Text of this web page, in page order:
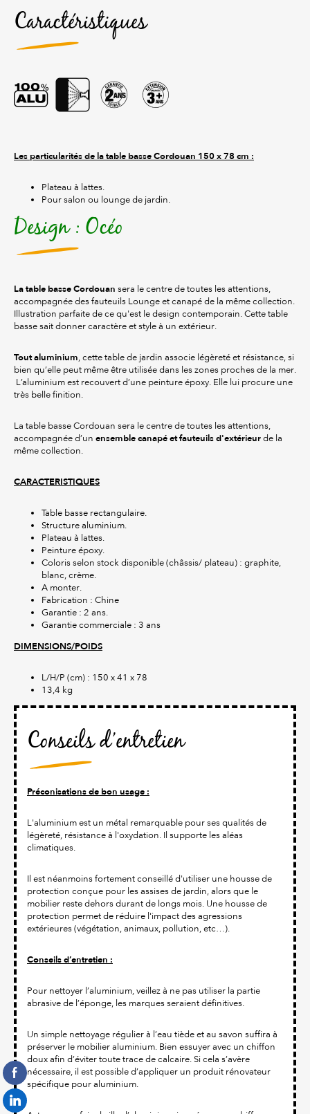
Caractéristiques
Les particularités de la table basse Cordouan 150 x 78 cm :
Plateau à lattes.
Pour salon ou lounge de jardin.
Design : Océo
La table basse Cordouan sera le centre de toutes les attentions,
accompagnée des fauteuils Lounge et canapé de la même collection.
Illustration parfaite de ce qu'est le design contemporain. Cette table
basse sait donner caractère et style à un extérieur.
Tout aluminium, cette table de jardin associe légèreté et résistance, si
bien qu’elle peut même être utilisée dans les zones proches de la mer.
L’aluminium est recouvert d’une peinture époxy. Elle lui procure une
très belle finition.
La table basse Cordouan sera le centre de toutes les attentions,
accompagnée d’un ensemble canapé et fauteuils d'extérieur de la
même collection.
CARACTERISTIQUES
Table basse rectangulaire.
Structure aluminium.
Plateau à lattes.
Peinture époxy.
Coloris selon stock disponible (châssis/ plateau) : graphite,
blanc, crème.
A monter.
Fabrication : Chine
Garantie : 2 ans.
Garantie commerciale : 3 ans
DIMENSIONS/POIDS
L/H/P (cm) : 150 x 41 x 78
13,4 kg
Conseils d’entretien
Préconisations de bon usage :
L'aluminium est un métal remarquable pour ses qualités de
légèreté, résistance à l'oxydation. Il supporte les aléas
climatiques.
Il est néanmoins fortement conseillé d'utiliser une housse de
protection conçue pour les assises de jardin, alors que le
mobilier reste dehors durant de longs mois. Une housse de
protection permet de réduire l'impact des agressions
extérieures (végétation, animaux, pollution, etc…).
Conseils d’entretien :
Pour nettoyer l’aluminium, veillez à ne pas utiliser la partie
abrasive de l’éponge, les marques seraient définitives.
Un simple nettoyage régulier à l’eau tiède et au savon suffira à
préserver le mobilier aluminium. Bien essuyer avec un chiffon
doux afin d’éviter toute trace de calcaire. Si cela s’avère
nécessaire, il est possible d’appliquer un produit rénovateur
spécifique pour aluminium.